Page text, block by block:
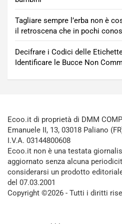
Tagliare sempre l’erba non è
il retroscena che in pochi
Decifrare i Codici delle
Identificare le Bucce Non
Ecoo.it di proprietà di DMM
Emanuele II, 13, 03018 Paliano
I.V.A. 03144800608
Ecoo.it non è una testata
aggiornato senza alcuna
considerarsi un prodotto
del 07.03.2001
Copyright ©2026 - Tutti i diritti